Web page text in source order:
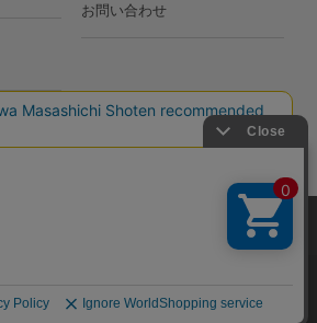
お問い合わせ
All Rights Reserved.
における閲覧履歴・属性情報などの取得およ
キー（Cookie）を使用いたします。詳細に
リシー